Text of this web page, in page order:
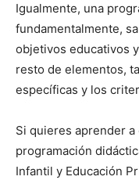
Igualmente, una
fundamentalmente,
objetivos educativos
resto de elementos,
específicas y los
Si quieres aprender
programación
Infantil y Educación